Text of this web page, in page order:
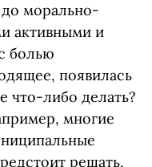
морально-
активными и
болью
появилась
что-либо делать?
многие
решать,